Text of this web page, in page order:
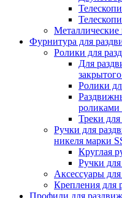
Фурнитура для
Ролики для
Для
Ролики
роликами
Треки
Ручки для
никеля марки
Круглая
Ручки
Аксессуары
Крепления для